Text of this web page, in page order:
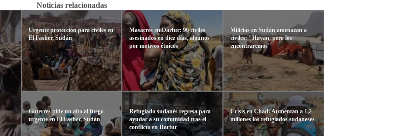
Noticias relacionadas
Urgente protección para civiles en
El Fasher, Sudán
Guterres pide un alto al fuego
urgente en El Fasher, Sudán
Masacres en Darfur: 90 civiles
asesinados en diez días, algunos
por motivos étnicos
Refugiado sudanés regresa para
ayudar a su comunidad tras el
conflicto en Darfur
Milicias en Sudán amenazan a
civiles: "Huyan, pero los
encontraremos"
Crisis en Chad: Aumentan a 1,2
millones los refugiados sudaneses